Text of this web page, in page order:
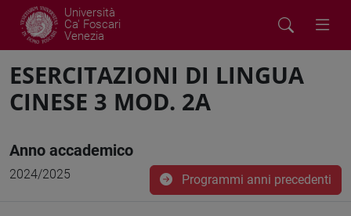
Università
Ca' Foscari
Venezia
ESERCITAZIONI DI LINGUA
CINESE 3 MOD. 2A
Anno accademico
2024/2025 Programmi anni precedenti